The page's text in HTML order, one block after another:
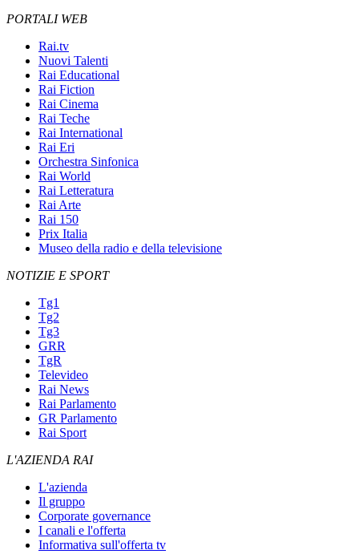
PORTALI WEB
Rai.tv
Nuovi Talenti
Rai Educational
Rai Fiction
Rai Cinema
Rai Teche
Rai International
Rai Eri
Orchestra Sinfonica
Rai World
Rai Letteratura
Rai Arte
Rai 150
Prix Italia
Museo della radio e della televisione
NOTIZIE E SPORT
Tg1
Tg2
Tg3
GRR
TgR
Televideo
Rai News
Rai Parlamento
GR Parlamento
Rai Sport
L'AZIENDA RAI
L'azienda
Il gruppo
Corporate governance
I canali e l'offerta
Informativa sull'offerta tv